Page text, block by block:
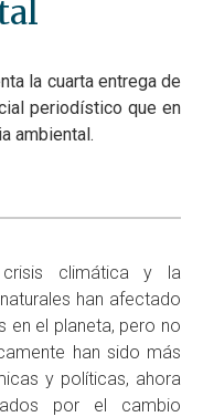
la cuarta entrega de
periodístico que en
ambiental.
climática y la
han afectado
en el planeta, pero no
han sido más
y políticas, ahora
por el cambio